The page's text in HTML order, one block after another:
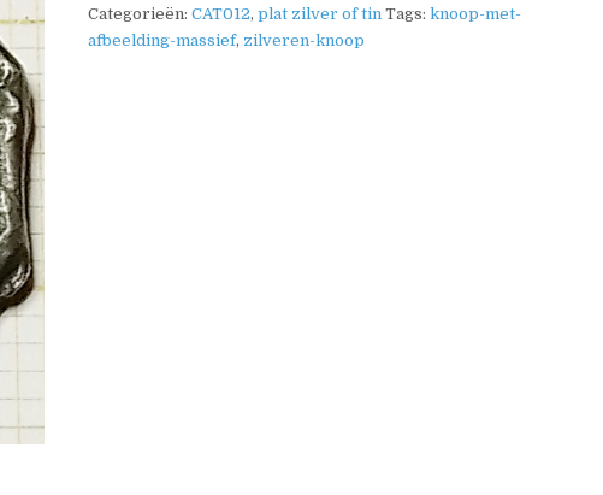
Categorieën:CAT012,plat zilver of tin Tags:knoop-met-
afbeelding-massief, zilveren-knoop